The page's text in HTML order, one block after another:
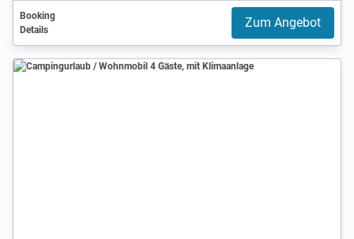
Booking
Details
Zum Angebot